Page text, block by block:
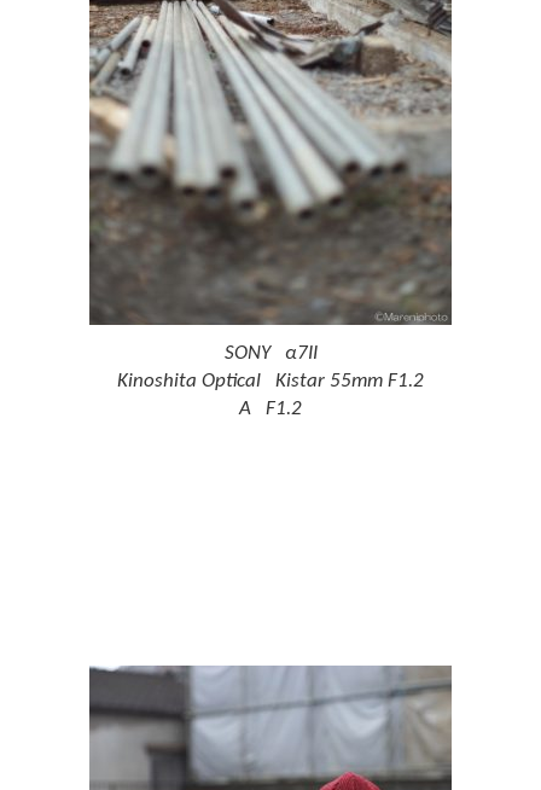
SONY α7II
Kinoshita Optical Kistar 55mm F1.2
A F1.2